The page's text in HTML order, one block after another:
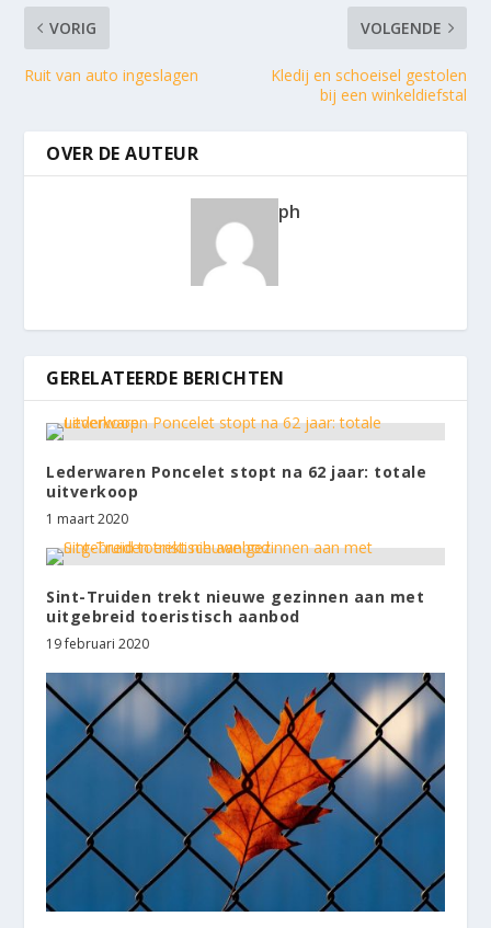
VORIG
Ruit van auto ingeslagen
VOLGENDE
Kledij en schoeisel gestolen
bij een winkeldiefstal
OVER DE AUTEUR
ph
GERELATEERDE BERICHTEN
Lederwaren Poncelet stopt na 62 jaar: totale
uitverkoop
1 maart 2020
Sint-Truiden trekt nieuwe gezinnen aan met
uitgebreid toeristisch aanbod
19 februari 2020